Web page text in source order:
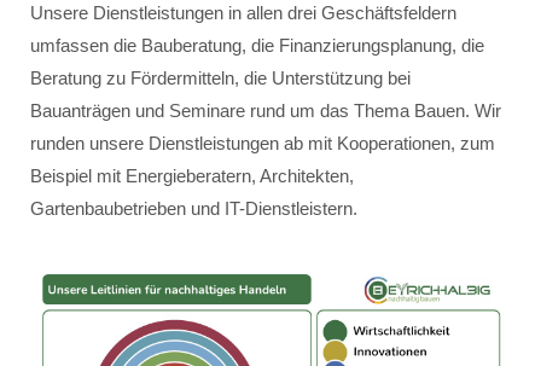
Unsere Dienstleistungen in allen drei Geschäftsfeldern
umfassen die Bauberatung, die Finanzierungsplanung, die
Beratung zu Fördermitteln, die Unterstützung bei
Bauanträgen und Seminare rund um das Thema Bauen. Wir
runden unsere Dienstleistungen ab mit Kooperationen, zum
Beispiel mit Energieberatern, Architekten,
Gartenbaubetrieben und IT-Dienstleistern.